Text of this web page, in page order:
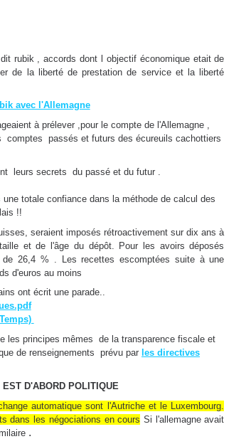
rubik , accords dont l objectif économique etait de
de la liberté de prestation de service et la liberté
avec l'Allemagne
à prélever ,pour le compte de l'Allemagne ,
comptes passés et futurs des écureuils cachottiers
leurs secrets du passé et du futur .
totale confiance dans la méthode de calcul des
!!
seraient imposés rétroactivement sur dix ans à
et de l'âge du dépôt. Pour les avoirs déposés
26,4 % . Les recettes escomptées suite à une
d'euros au moins
ont écrit une parade..
les principes mêmes de la transparence fiscale et
de renseignements prévu par les directives
D'ABORD POLITIQUE
automatique sont l'Autriche et le Luxembourg.
dans les négociations en cours Si l'allemagne avait
.